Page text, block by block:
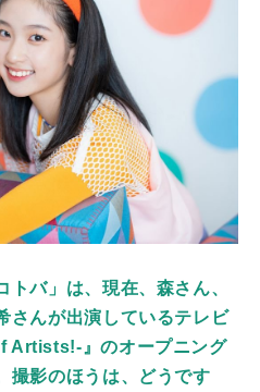
バ」は、現在、森さん、
さんが出演しているテレビ
Artists!-』のオープニング
撮影のほうは、どうです